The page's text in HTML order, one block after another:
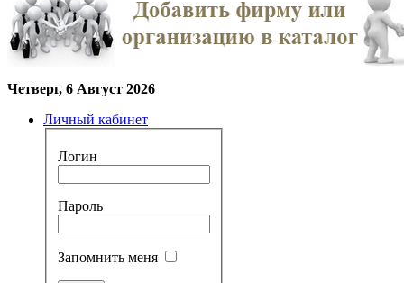
Четверг, 6 Август 2026
Личный кабинет
Логин
Пароль
Запомнить меня